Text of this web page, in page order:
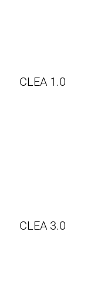
CLEA 1.0
CLEA 3.0